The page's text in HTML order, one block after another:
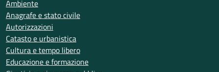
Ambiente
Anagrafe e stato civile
Autorizzazioni
Catasto e urbanistica
Cultura e tempo libero
Educazione e formazione